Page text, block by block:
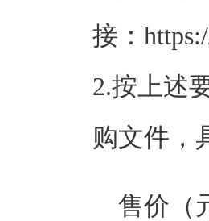
接：
2.按上述
购文件，
售价（